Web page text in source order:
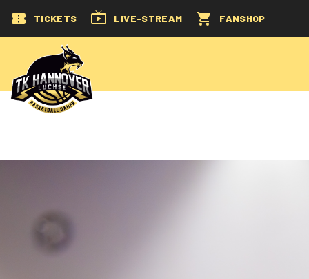
TICKETS LIVE-STREAM FANSHOP